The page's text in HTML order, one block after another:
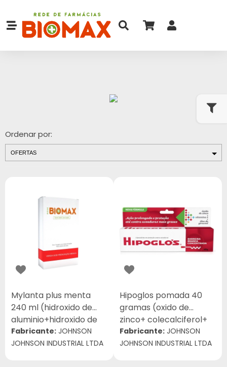
Ordenar por:
Mylanta plus menta
240 ml (hidroxido de
aluminio+hidroxido de
magnesio+simeticona)
Fabricante: JOHNSON
JOHNSON INDUSTRIAL LTDA
Hipoglos pomada 40
gramas (oxido de
zinco+ colecalciferol+
retinol)
Fabricante: JOHNSON
JOHNSON INDUSTRIAL LTDA